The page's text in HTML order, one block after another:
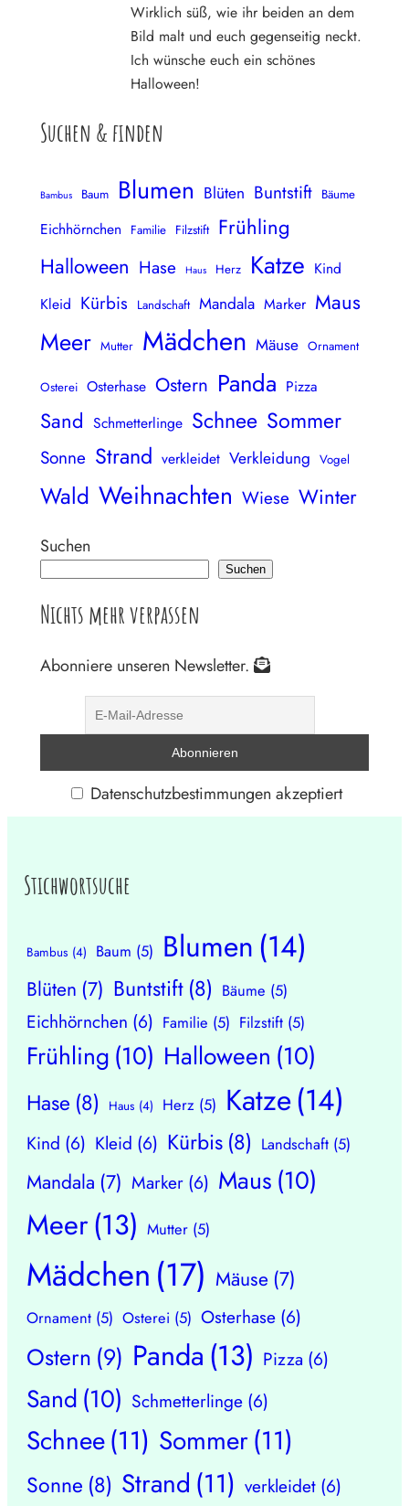
Wirklich süß, wie ihr beiden an dem
Bild malt und euch gegenseitig neckt.
Ich wünsche euch ein schönes
Halloween!
Suchen & finden
Bambus Baum Blumen Blüten Buntstift Bäume
Eichhörnchen Familie Filzstift Frühling
Halloween Hase Haus Herz Katze Kind
Kleid Kürbis Landschaft Mandala Marker Maus
Meer Mutter Mädchen Mäuse Ornament
Osterei Osterhase Ostern Panda Pizza
Sand Schmetterlinge Schnee Sommer
Sonne Strand verkleidet Verkleidung Vogel
Wald Weihnachten Wiese Winter
Suchen
Suchen
Nichts mehr verpassen
Abonniere unseren Newsletter.
Datenschutzbestimmungen akzeptiert
Stichwortsuche
Bambus (4) Baum (5) Blumen(14)
Blüten (7) Buntstift (8) Bäume (5)
Eichhörnchen (6) Familie (5) Filzstift (5)
Frühling (10) Halloween (10)
Hase (8) Haus (4) Herz (5) Katze(14)
Kind (6) Kleid (6) Kürbis (8) Landschaft (5)
Mandala (7) Marker (6) Maus (10)
Meer(13) Mutter (5)
Mädchen (17) Mäuse (7)
Ornament (5) Osterei (5) Osterhase (6)
Ostern (9) Panda (13) Pizza (6)
Sand (10) Schmetterlinge (6)
Schnee(11) Sommer(11)
Sonne (8) Strand (11) verkleidet (6)